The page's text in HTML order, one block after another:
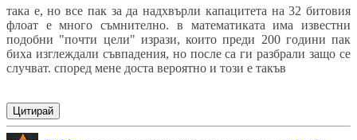
така е, но все пак за да надхвърли капацитета на 32 битовия
флоат е много съмнително. в математиката има известни
подобни "почти цели" изрази, които преди 200 години пак
биха изглеждали съвпадения, но после са ги разбрали защо се
случват. според мене доста вероятно и този е такъв
Цитирай